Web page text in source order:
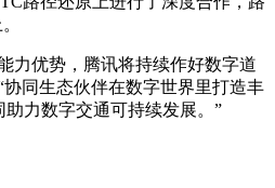
力优势，腾讯将持续作好数字道
同生态伙伴在数字世界里打造丰
力数字交通可持续发展。”